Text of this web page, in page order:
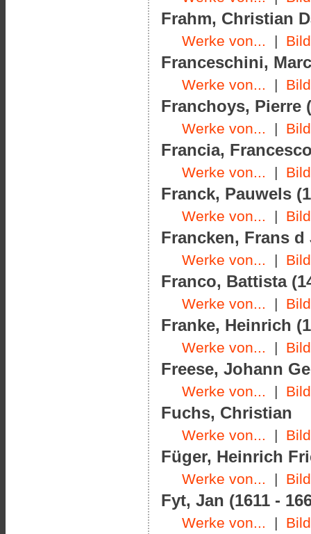
Frahm, Christian
Werke von... |
Franceschini,
Werke von... |
Franchoys, Pierre
Werke von... |
Francia,
Werke von... |
Franck, Pauwels
Werke von... |
Francken, Frans d
Werke von... |
Franco, Battista
Werke von... |
Franke, Heinrich
Werke von... |
Freese, Johann
Werke von... |
Fuchs, Christian
Werke von... |
Füger, Heinrich
Werke von... |
Fyt, Jan (1611 -
Werke von... |